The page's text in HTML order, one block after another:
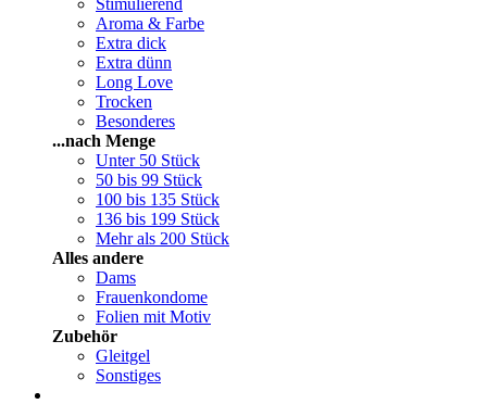
Stimulierend
Aroma & Farbe
Extra dick
Extra dünn
Long Love
Trocken
Besonderes
...nach Menge
Unter 50 Stück
50 bis 99 Stück
100 bis 135 Stück
136 bis 199 Stück
Mehr als 200 Stück
Alles andere
Dams
Frauenkondome
Folien mit Motiv
Zubehör
Gleitgel
Sonstiges